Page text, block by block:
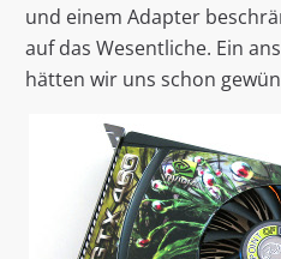
und einem Adapter
auf das Wesentliche. Ein
hätten wir uns schon